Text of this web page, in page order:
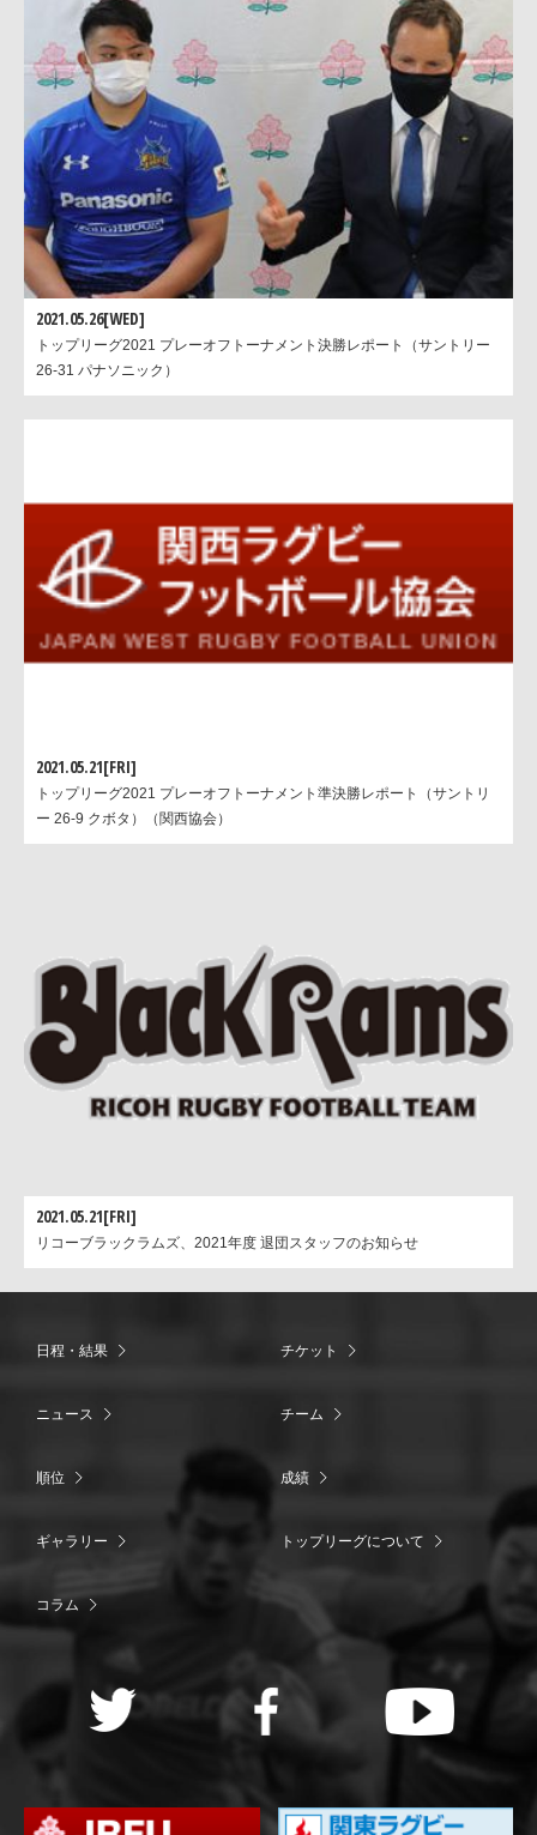
2021.05.26[WED]
トップリーグ2021 プレーオフトーナメント決勝レポート（サントリー
26-31 パナソニック）
2021.05.21[FRI]
トップリーグ2021 プレーオフトーナメント準決勝レポート（サントリ
ー 26-9 クボタ）（関西協会）
2021.05.21[FRI]
リコーブラックラムズ、2021年度 退団スタッフのお知らせ
日程・結果 チケット
ニュース チーム
順位 成績
ギャラリー トップリーグについて
コラム